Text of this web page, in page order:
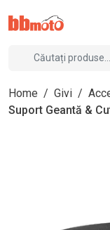
Home / Givi /
Suport Geantă &